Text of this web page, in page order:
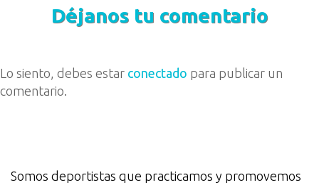
Déjanos tu comentario
Lo siento, debes estar conectado para publicar un
comentario.
Somos deportistas que practicamos y promovemos